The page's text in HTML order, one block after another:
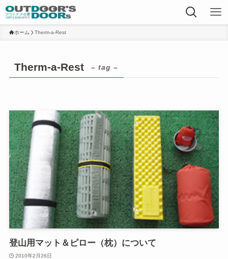
ホーム Therm-a-Rest
Therm-a-Rest – tag –
登山用マット＆ピロー（枕）について
2010年2月26日